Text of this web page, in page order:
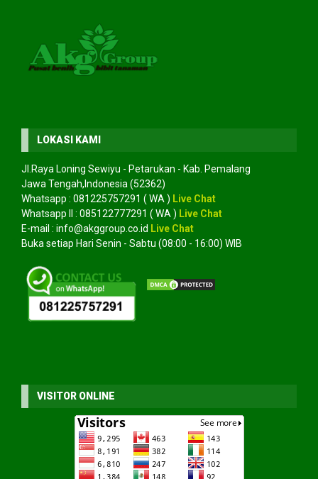
LOKASI KAMI
Jl.Raya Loning Sewiyu - Petarukan - Kab. Pemalang
Jawa Tengah,Indonesia (52362)
Whatsapp : 081225757291 ( WA ) Live Chat
Whatsapp II : 085122777291 ( WA ) Live Chat
E-mail : info@akggroup.co.id Live Chat
Buka setiap Hari Senin - Sabtu (08:00 - 16:00) WIB
VISITOR ONLINE